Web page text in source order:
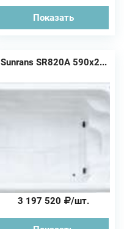
Показать
Sunrans SR820A 590х2...
3 197 520 /шт.